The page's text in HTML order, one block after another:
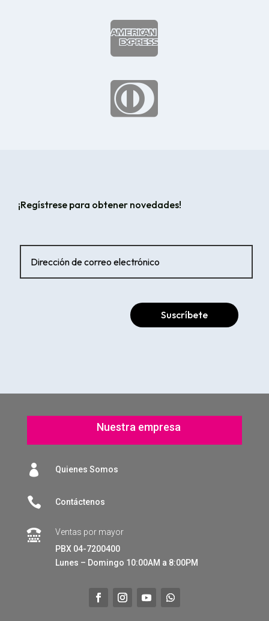


¡Regístrese para obtener novedades!
Suscríbete
Nuestra empresa
 Quienes Somos
 Contáctenos

Ventas por mayor
PBX 04-7200400
Lunes – Domingo 10:00AM a 8:00PM